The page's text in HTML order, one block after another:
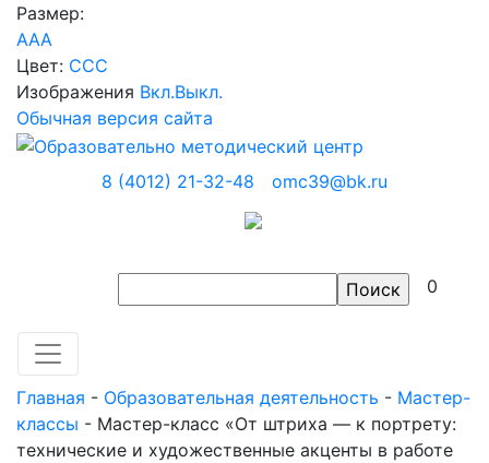
Размер:
AAA
Цвет: CCC
Изображения Вкл.Выкл.
Обычная версия сайта
8 (4012) 21-32-48 omc39@bk.ru
0
Главная - Образовательная деятельность - Мастер-
классы - Мастер-класс «От штриха — к портрету:
технические и художественные акценты в работе